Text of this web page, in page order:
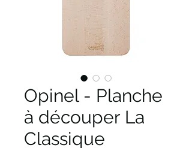
Opinel - Planche
à découper La
Classique